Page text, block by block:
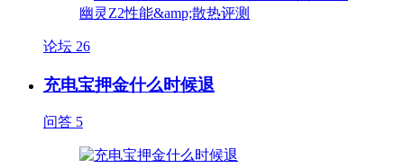
论坛 26
充电宝押金什么时候退
问答 5